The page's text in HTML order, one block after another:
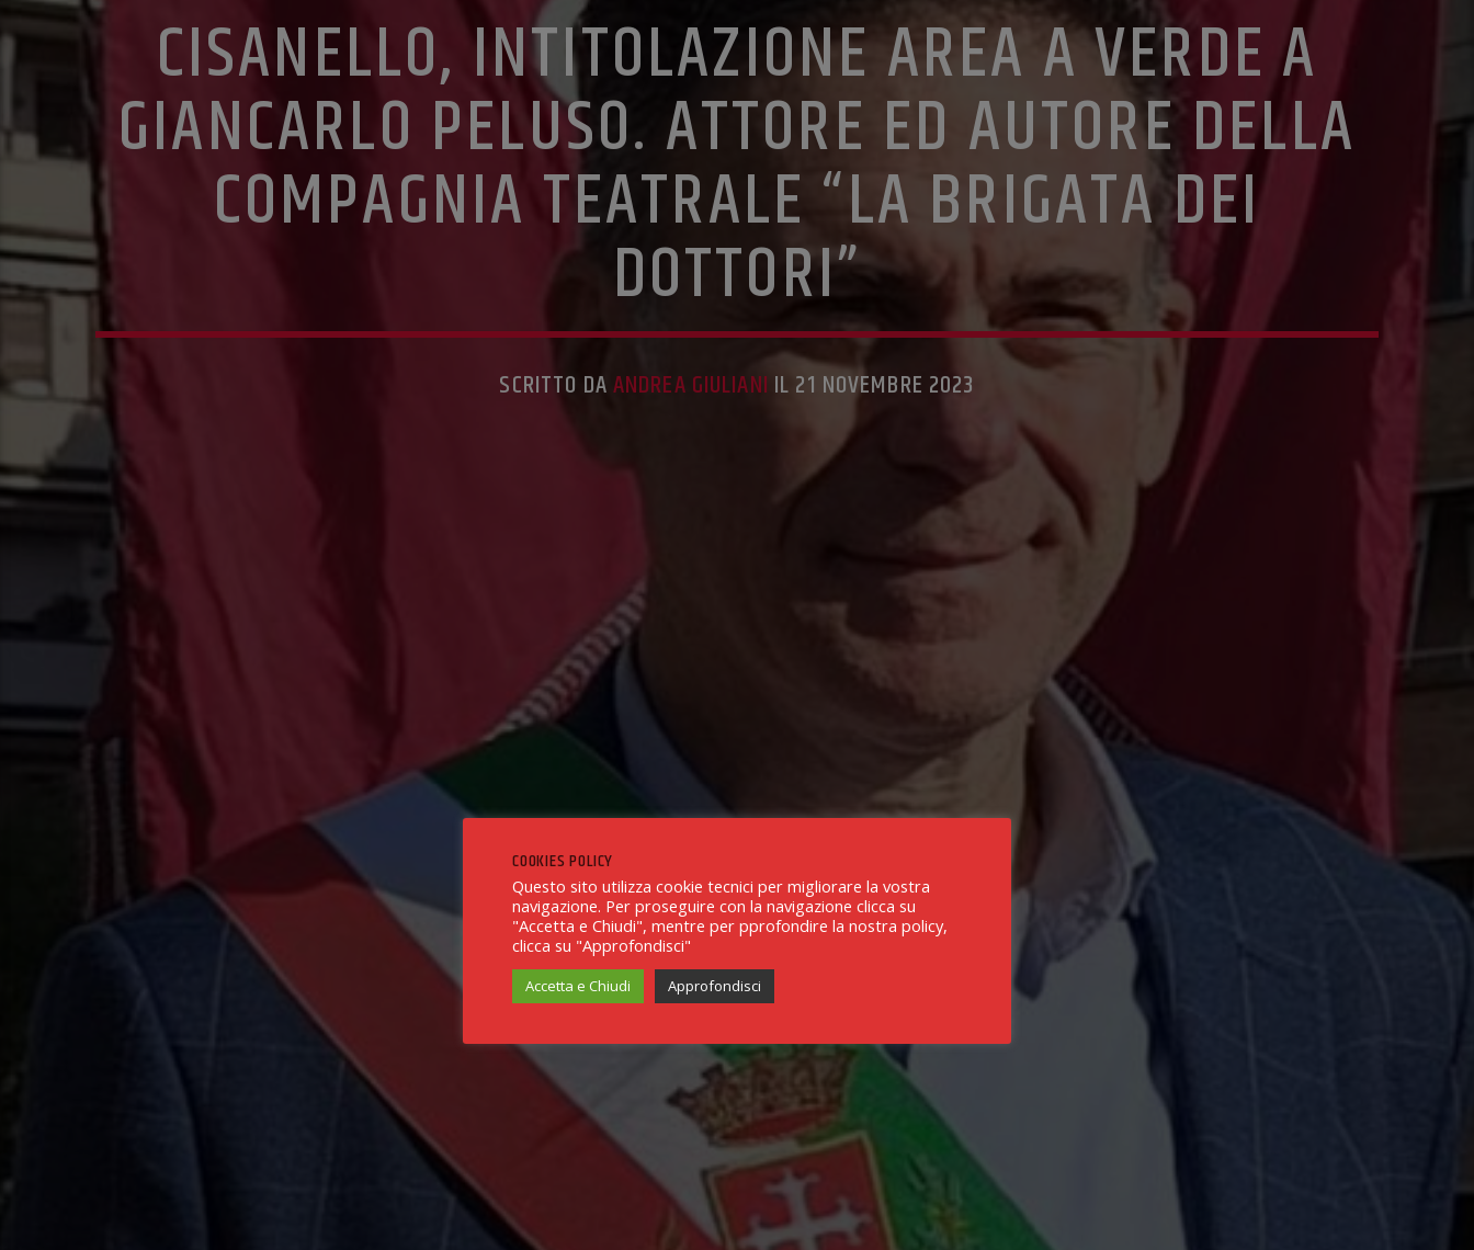
CISANELLO, INTITOLAZIONE AREA A VERDE A
GIANCARLO PELUSO. ATTORE ED AUTORE DELLA
COMPAGNIA TEATRALE “LA BRIGATA DEI
DOTTORI”
SCRITTO DAANDREA GIULIANI IL 21 NOVEMBRE 2023
COOKIES POLICY
Questo sito utilizza cookie tecnici per migliorare la vostra
navigazione. Per proseguire con la navigazione clicca su
"Accetta e Chiudi", mentre per pprofondire la nostra policy,
clicca su "Approfondisci"
Accetta e Chiudi Approfondisci